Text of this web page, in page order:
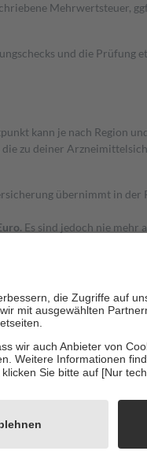
Mehrwertsteuer,
und die Prüfung
kann je nach Region
zu deiner
übernimmt in der
Es sind jedoch nie mehr
Zuzahlungen an bei: